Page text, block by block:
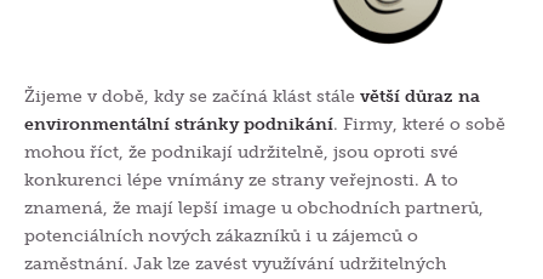
ON-LINE ZALOŽENÍ S.R.O.
Žijeme v době, kdy se začíná klást stále větší důraz na
environmentální stránky podnikání. Firmy, které o sobě
mohou říct, že podnikají udržitelně, jsou oproti své
konkurenci lépe vnímány ze strany veřejnosti. A to
znamená, že mají lepší image u obchodních partnerů,
potenciálních nových zákazníků i u zájemců o
zaměstnání. Jak lze zavést využívání udržitelných